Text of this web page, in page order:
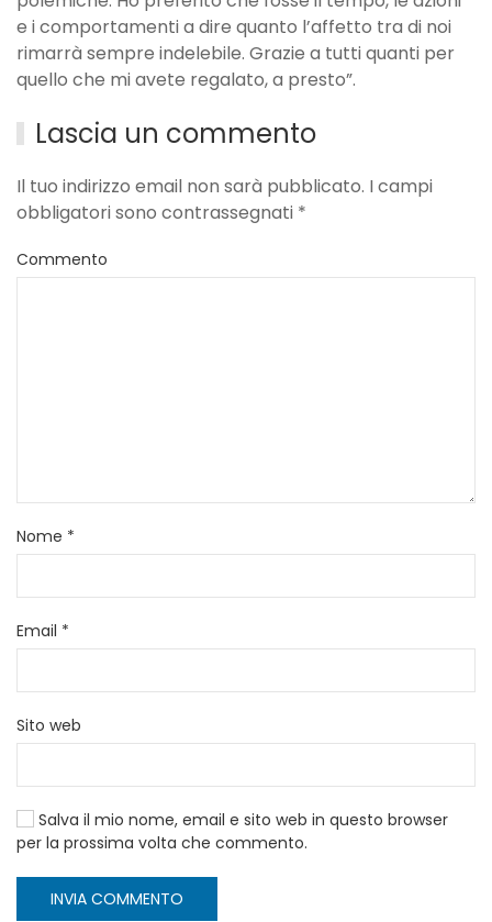
e i comportamenti a dire quanto l’affetto tra di noi
rimarrà sempre indelebile. Grazie a tutti quanti per
quello che mi avete regalato, a presto”.
Lascia un commento
Il tuo indirizzo email non sarà pubblicato. I campi
obbligatori sono contrassegnati *
Commento
Nome *
Email *
Sito web
Salva il mio nome, email e sito web in questo browser
per la prossima volta che commento.
INVIA COMMENTO